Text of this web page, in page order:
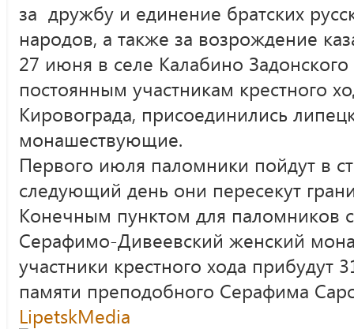
за дружбу и единение братских
народов, а также за возрождение
27 июня в селе Калабино
постоянным участникам крестного
Кировограда, присоединились
монашествующие.
Первого июля паломники пойдут в
следующий день они пересекут
Конечным пунктом для паломников
Серафимо-Дивеевский женский
участники крестного хода прибудут
памяти преподобного Серафима
LipetskMedia